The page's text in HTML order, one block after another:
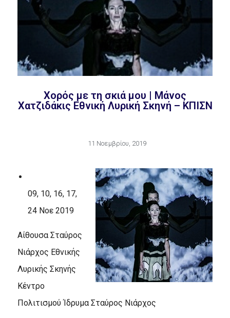
Χορός με τη σκιά μου | Μάνος
Χατζιδάκις Εθνική Λυρική Σκηνή – ΚΠΙΣΝ
11 Νοεμβρίου, 2019
09, 10, 16, 17,
24 Νοε 2019
Αίθουσα Σταύρος
Νιάρχος Εθνικής
Λυρικής Σκηνής
Κέντρο
Πολιτισμού Ίδρυμα Σταύρος Νιάρχος